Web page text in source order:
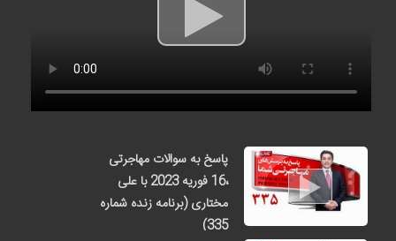
پاسخ به سوالات مهاجرتی
،16 فوریه 2023 با علی
مختاری (برنامه زنده شماره
335)